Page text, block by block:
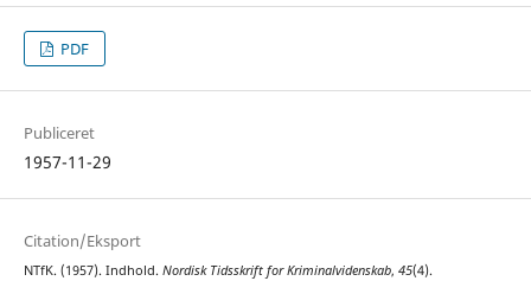
PDF
Publiceret
1957-11-29
Citation/Eksport
NTfK. (1957). Indhold. Nordisk Tidsskrift for Kriminalvidenskab, 45(4).